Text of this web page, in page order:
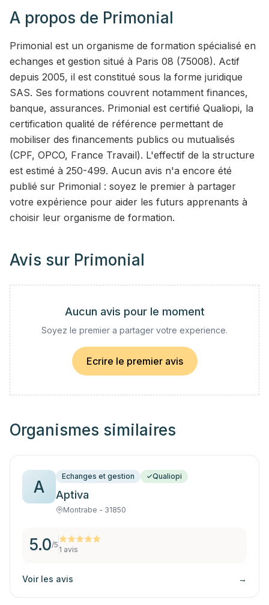
A propos de Primonial
Primonial est un organisme de formation spécialisé en
echanges et gestion situé à Paris 08 (75008). Actif
depuis 2005, il est constitué sous la forme juridique
SAS. Ses formations couvrent notamment finances,
banque, assurances. Primonial est certifié Qualiopi, la
certification qualité de référence permettant de
mobiliser des financements publics ou mutualisés
(CPF, OPCO, France Travail). L'effectif de la structure
est estimé à 250-499. Aucun avis n'a encore été
publié sur Primonial : soyez le premier à partager
votre expérience pour aider les futurs apprenants à
choisir leur organisme de formation.
Avis sur Primonial
Aucun avis pour le moment
Soyez le premier a partager votre experience.
Ecrire le premier avis
Organismes similaires
A
Echanges et gestion Qualiopi
Aptiva
Montrabe - 31850
5.0/5
1 avis
Voir les avis →